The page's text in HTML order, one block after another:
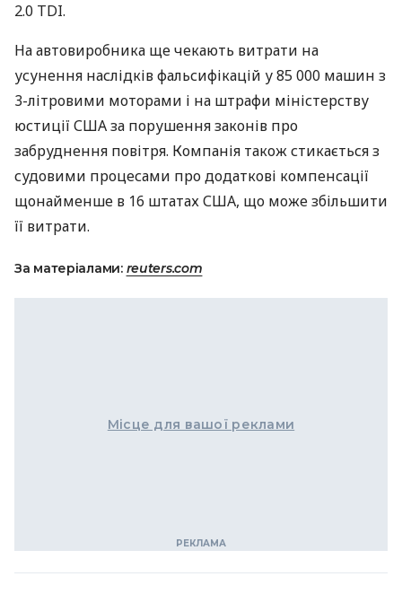
2.0 TDI.
На автовиробника ще чекають витрати на
усунення наслідків фальсифікацій у 85 000 машин з
3-літровими моторами і на штрафи міністерству
юстиції СШАза порушення законів про
забруднення повітря. Компанія також стикається з
судовими процесами про додаткові компенсації
щонайменше в 16 штатахСША, що може збільшити
її витрати.
За матеріалами: reuters.com
Місце для вашої реклами